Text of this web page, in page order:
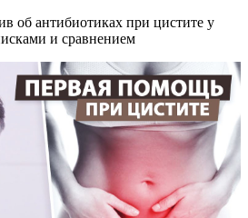
об антибиотиках при цистите у
и сравнением